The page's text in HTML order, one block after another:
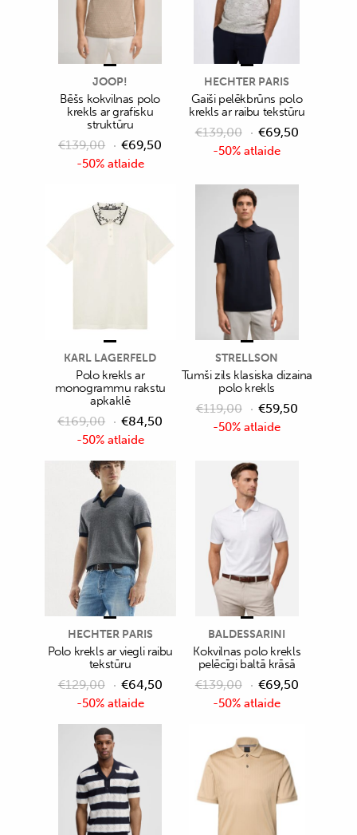
-50% atlaide
JOOP!
Bēšs kokvilnas polo
krekls ar grafisku
struktūru
€139,00 €69,50 -50% atlaide
HECHTER PARIS
Gaiši pelēkbrūns polo
krekls ar raibu tekstūru
€139,00 €69,50
-50% atlaide
KARL LAGERFELD
Polo krekls ar
monogrammu rakstu
apkaklē
€169,00 €84,50 -50% atlaide
STRELLSON
Tumši zils klasiska dizaina
polo krekls
€119,00 €59,50
-50% atlaide
HECHTER PARIS
Polo krekls ar viegli raibu
tekstūru
€129,00 €64,50
-50% atlaide
BALDESSARINI
Kokvilnas polo krekls
pelēcīgi baltā krāsā
€139,00 €69,50